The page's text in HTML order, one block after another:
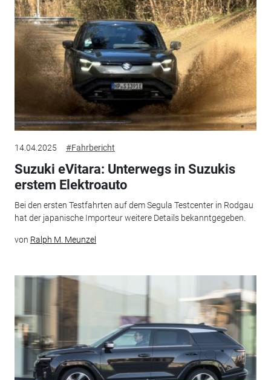
14.04.2025 #Fahrbericht
Suzuki eVitara: Unterwegs in Suzukis
erstem Elektroauto
Bei den ersten Testfahrten auf dem Segula Testcenter in Rodgau
hat der japanische Importeur weitere Details bekanntgegeben.
von Ralph M. Meunzel